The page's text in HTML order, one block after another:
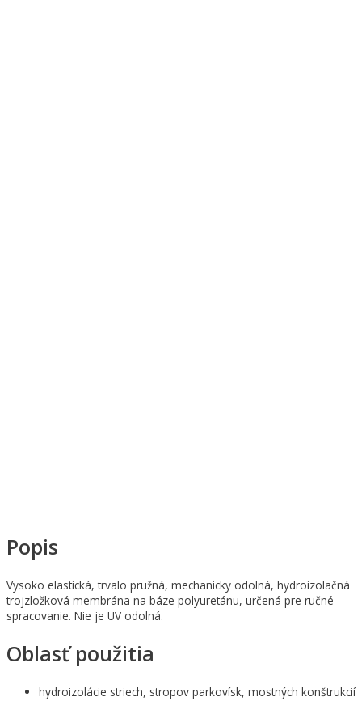
Popis
Vysoko elastická, trvalo pružná, mechanicky odolná, hydroizolačná
trojzložková membrána na báze polyuretánu, určená pre ručné
spracovanie. Nie je UV odolná.
Oblasť použitia
hydroizolácie striech, stropov parkovísk, mostných konštrukcií